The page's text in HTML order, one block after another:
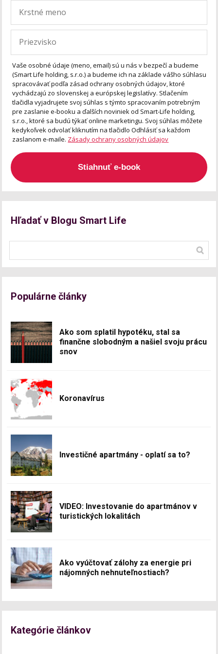
Vaše osobné údaje (meno, email) sú u nás v bezpečí a budeme
(Smart Life holding, s.r.o.) a budeme ich na základe vášho súhlasu
spracovávať podľa zásad ochrany osobných údajov, ktoré
vychádzajú zo slovenskej a európskej legislatívy. Stlačením
tlačidla vyjadrujete svoj súhlas s týmto spracovaním potrebným
pre zaslanie e-booku a ďalších noviniek od Smart-Life holding,
s.r.o., ktoré sa budú týkať online marketingu. Svoj súhlas môžete
kedykoľvek odvolať kliknutím na tlačidlo Odhlásiť sa každom
zaslanom e-maile. Zásady ochrany osobných údajov
Stiahnuť e-book
Hľadať v Blogu Smart Life
Populárne články
Ako som splatil hypotéku, stal sa
finančne slobodným a našiel svoju prácu
snov
Koronavírus
Investičné apartmány - oplatí sa to?
VIDEO: Investovanie do apartmánov v
turistických lokalitách
Ako vyúčtovať zálohy za energie pri
nájomných nehnuteľnostiach?
Kategórie článkov